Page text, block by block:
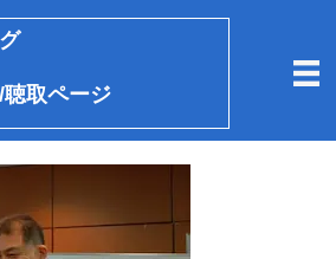
取ページ